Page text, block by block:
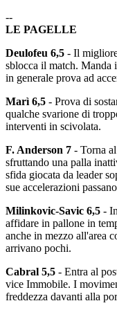
--
LE PAGELLE
Deulofeu 6,5 - Il
sblocca il match. Manda
in generale prova ad
Marì 6,5 - Prova di
qualche svarione di
interventi in scivolata.
F. Anderson 7 - Torna
sfruttando una palla
sfida giocata da leader
sue accelerazioni
Milinkovic-Savic 6,5 -
affidare in pallone in
anche in mezzo all'area
arrivano pochi.
Cabral 5,5 - Entra al
vice Immobile. I
freddezza davanti alla